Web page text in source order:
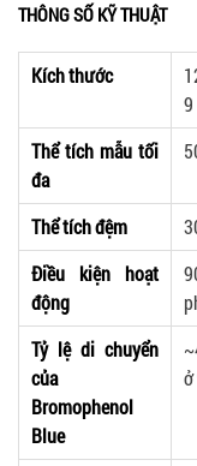
THÔNG SỐ KỸ THUẬT
Kích thước
Thể tích mẫu tối
đa
Thể tích đệm
Điều kiện hoạt
động
Tỷ lệ di chuyển
của
Bromophenol
Blue